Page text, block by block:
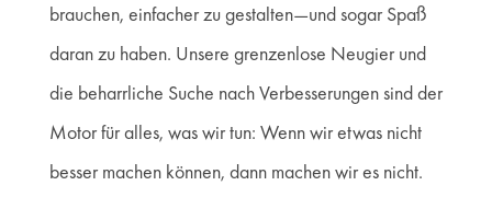
brauchen, einfacher zu gestalten—und sogar Spaß
daran zu haben. Unsere grenzenlose Neugier und
die beharrliche Suche nach Verbesserungen sind der
Motor für alles, was wir tun: Wenn wir etwas nicht
besser machen können, dann machen wir es nicht.